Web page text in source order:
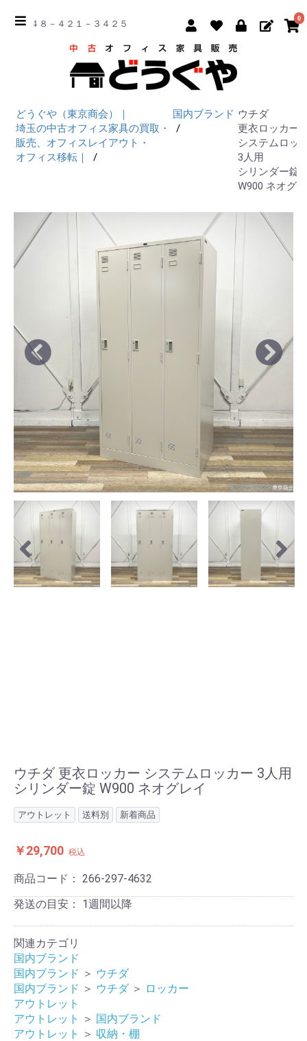
☎ ０４８－４２１－３４２５
0
どうぐや（東京商会）｜
埼玉の中古オフィス家具の買取・
販売、オフィスレイアウト・
オフィス移転｜
国内ブランド ウチダ
更衣ロッカー
システムロッ
3人用
シリンダー錠
W900 ネオグ
ウチダ 更衣ロッカー システムロッカー 3人用
シリンダー錠 W900 ネオグレイ
アウトレット 送料別 新着商品
￥29,700 税込
商品コード： 266-297-4632
発送の目安： 1週間以降
関連カテゴリ
国内ブランド
国内ブランド ＞ ウチダ
国内ブランド ＞ ウチダ ＞ ロッカー
アウトレット
アウトレット
＞ 国内ブランド
アウトレット
＞ 収納・棚